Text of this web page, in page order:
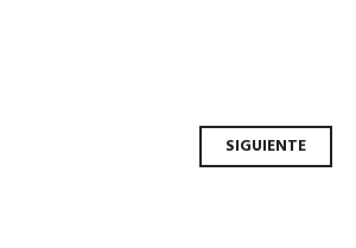
de artículos
SIGUIENTE